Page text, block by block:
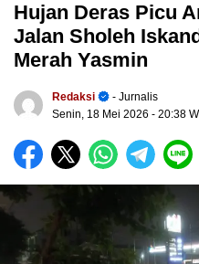
Hujan Deras Picu
Jalan Sholeh
Merah Yasmin
Redaksi
- Jurnalis
Senin, 18 Mei 2026 - 20:38